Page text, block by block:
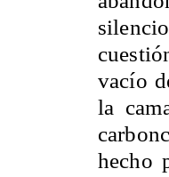
vacío
la
hecho